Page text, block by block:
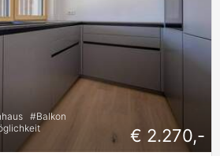
#Balkon
€ 2.270,-